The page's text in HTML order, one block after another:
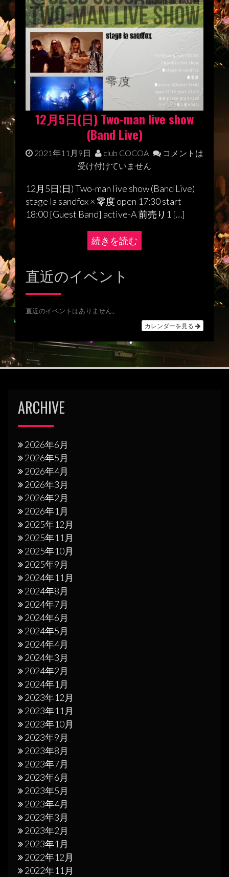
12月5日(日) Two-man live show
(Band Live)
2021年11月9日 club COCOA
コメントは
受け付けていません
12月5日(日) Two-man live show (Band Live)
stage la sandfox × 零度 open 17:30 start
18:00 [Guest Band] active-A 前売り1 […]
続きを読む
直近のイベント
直近のイベントはありません。
カレンダーを見る
ARCHIVE
2026年6月
2026年5月
2026年4月
2026年3月
2026年2月
2026年1月
2025年12月
2025年11月
2025年10月
2025年9月
2024年11月
2024年8月
2024年7月
2024年6月
2024年5月
2024年4月
2024年3月
2024年2月
2024年1月
2023年12月
2023年11月
2023年10月
2023年9月
2023年8月
2023年7月
2023年6月
2023年5月
2023年4月
2023年3月
2023年2月
2023年1月
2022年12月
2022年11月